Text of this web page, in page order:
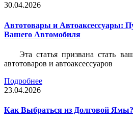
30.04.2026
Автотовары и Автоаксессуары:
Вашего Автомобиля
Эта статья призвана стать
автотоваров и автоаксессуаров
Подробнее
23.04.2026
Как Выбраться из Долговой Ямы?